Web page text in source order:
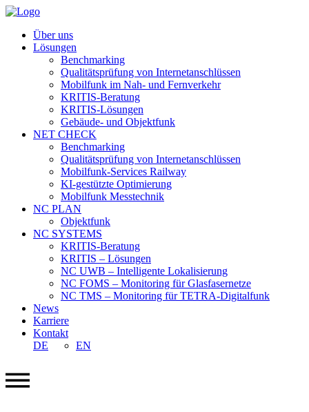
Über uns
Lösungen
Benchmarking
Qualitätsprüfung von Internetanschlüssen
Mobilfunk im Nah- und Fernverkehr
KRITIS-Beratung
KRITIS-Lösungen
Gebäude- und Objektfunk
NET CHECK
Benchmarking
Qualitätsprüfung von Internetanschlüssen
Mobilfunk-Services Railway
KI-gestützte Optimierung
Mobilfunk Messtechnik
NC PLAN
Objektfunk
NC SYSTEMS
KRITIS-Beratung
KRITIS – Lösungen
NC UWB – Intelligente Lokalisierung
NC FOMS – Monitoring für Glasfasernetze
NC TMS – Monitoring für TETRA-Digitalfunk
News
Karriere
Kontakt
DE
EN